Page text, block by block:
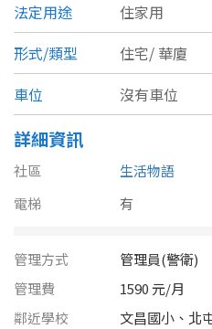
新竹市
新竹縣
苗栗縣
雲林縣
嘉義市
不拘 公寓
別墅 透天厝
辦公
廠辦
坪數
不拘
法定用途
住家用
形式/類型
住宅/ 華廈
車位
沒有車位
詳細資訊
社區
生活物語
電梯
有
管理方式
管理員(警衛)
管理費
1590 元/月
鄰近學校
文昌國小、北